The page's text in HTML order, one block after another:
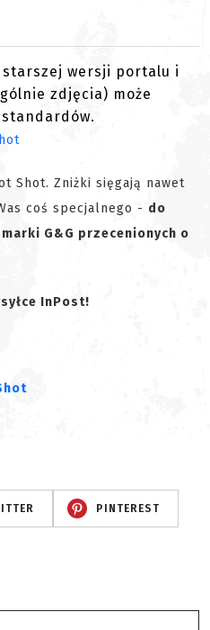
starszej wersji portalu i
zdjęcia) może
Shot. Zniżki sięgają nawet
coś specjalnego - do
G&G przecenionych o
InPost!
PINTEREST